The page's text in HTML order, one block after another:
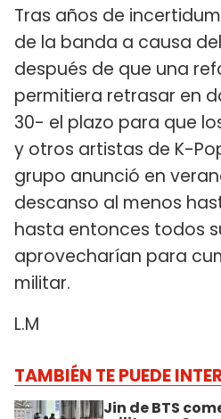
Tras años de
de la banda a causa
después de que una
permitiera retrasar en
30- el plazo para que
y otros artistas de K-
grupo anunció en
descanso al menos
hasta entonces todos
aprovecharían para
militar.
L.M
TAMBIÉN TE PUEDE
Jin de BTS